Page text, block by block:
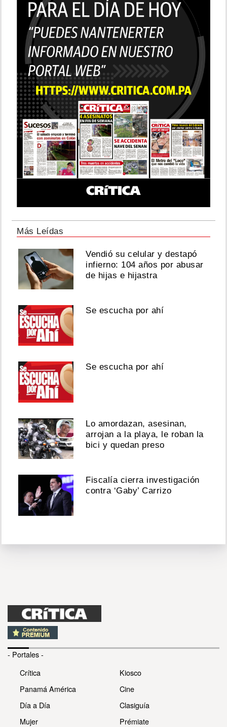
Más Leídas
Vendió su celular y destapó
infierno: 104 años por abusar
de hijas e hijastra
Se escucha por ahí
Se escucha por ahí
Lo amordazan, asesinan,
arrojan a la playa, le roban la
bici y quedan preso
Fiscalía cierra investigación
contra ‘Gaby’ Carrizo
- Portales -
Crítica
Panamá América
Día a Día
Mujer
Kiosco
Cine
Clasiguía
Prémiate